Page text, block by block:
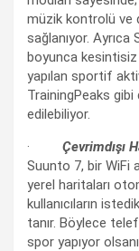
müzik kontrolü ve
sağlanıyor.
boyunca kesintisiz
yapılan sportif
TrainingPeaks
edilebiliyor.
· Çevrimdışı
Suunto 7, bir WiFi
yerel haritaları
kullanıcıların
tanır. Böylece
spor yapıyor